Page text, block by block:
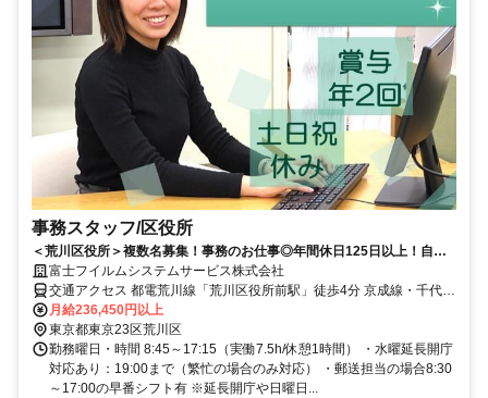
事務スタッフ/区役所
＜荒川区役所＞複数名募集！事務のお仕事◎年間休日125日以上！自治
体業務を後押しするお仕事♪
富士フイルムシステムサービス株式会社
交通アクセス 都電荒川線「荒川区役所前駅」徒歩4分 京成線・千代田
線「町屋駅」徒歩12分 JR常磐線「三河島駅」徒歩10分 ☆自転車通勤
可です
月給236,450円以上
東京都東京23区荒川区
勤務曜日・時間 8:45～17:15（実働7.5h/休憩1時間） ・水曜延長開庁
対応あり：19:00まで（繁忙の場合のみ対応） ・郵送担当の場合8:30
～17:00の早番シフト有 ※延長開庁や日曜日...